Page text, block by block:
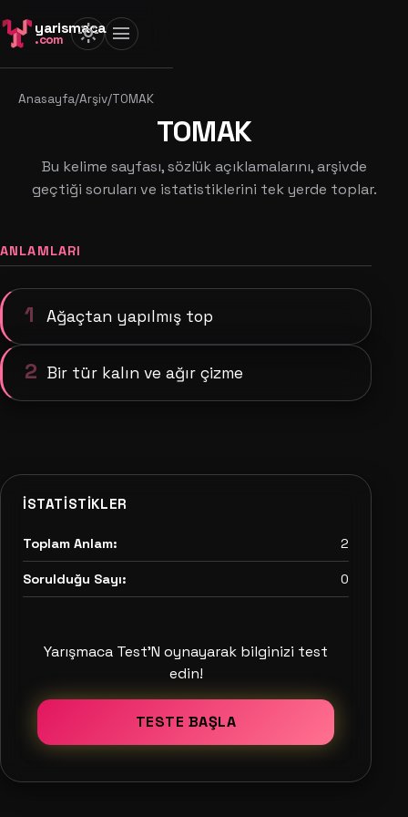
yarismaca
.com light_mode menu
Anasayfa/Arşiv/TOMAK
TOMAK
Bu kelime sayfası, sözlük açıklamalarını, arşivde
geçtiği soruları ve istatistiklerini tek yerde toplar.
ANLAMLARI
1 Ağaçtan yapılmış top
2 Bir tür kalın ve ağır çizme
İSTATISTIKLER
Toplam Anlam: 2
Sorulduğu Sayı: 0
Yarışmaca Test'N oynayarak bilginizi test
edin!
TESTE BAŞLA